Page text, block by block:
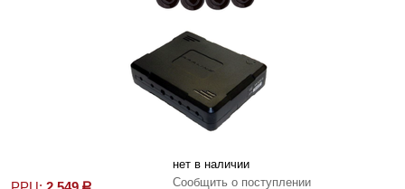
нет в наличии
Сообщить о поступлении